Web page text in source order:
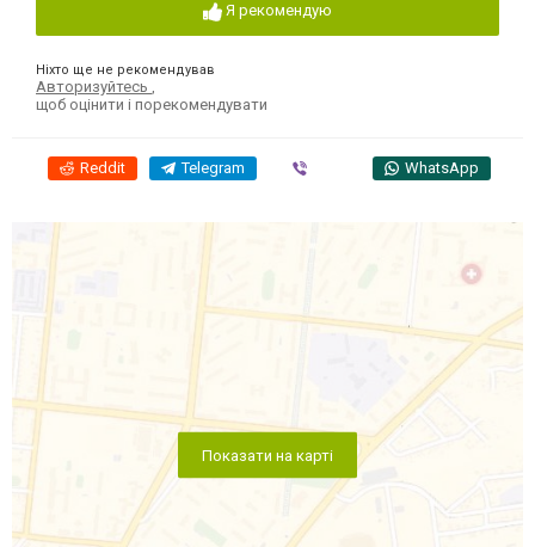
Я рекомендую
Ніхто ще не рекомендував
Авторизуйтесь
щоб оцінити і порекомендувати
Reddit Telegram WhatsApp
Показати на карті